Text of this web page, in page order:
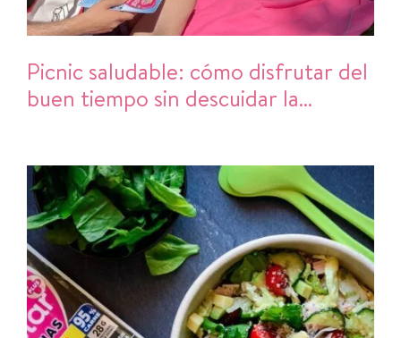
Picnic saludable: cómo disfrutar del
buen tiempo sin descuidar la